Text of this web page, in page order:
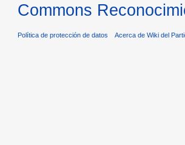
Commons
Política de protección de datos Acerca de Wiki del